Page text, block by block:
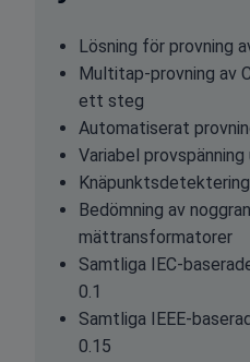
Lösning för provning
Multitap-provning av
ett steg
Automatiserat
Variabel
Bedömning av
mättransformatorer
Samtliga IEC-
0.1
Samtliga IEEE-
0.15